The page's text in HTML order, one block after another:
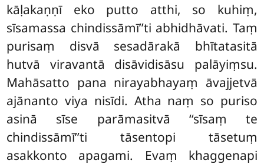
kāḷakaṇṇī eko putto atthi, so kuhiṃ,
sīsamassa chindissāmī’’ti abhidhāvati. Taṃ
purisaṃ disvā sesadārakā bhītatasitā
hutvā viravantā disāvidisāsu palāyiṃsu.
Mahāsatto pana nirayabhayaṃ āvajjetvā
ajānanto viya nisīdi. Atha naṃ so puriso
asinā sīse parāmasitvā ‘‘sīsaṃ te
chindissāmī’’ti tāsentopi tāsetuṃ
asakkonto apagami. Evaṃ khaggenapi